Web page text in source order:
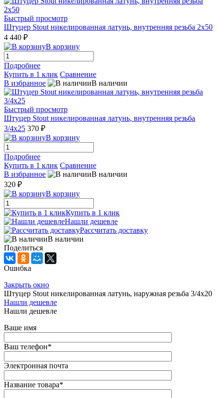
Быстрый просмотр
Штуцер Stout никелированная латунь, внутренняя резьба 2x50
4 440 ₽
В корзину
Подробнее
Купить в 1 клик Сравнение
В избранное
В наличии
Быстрый просмотр
Штуцер Stout никелированная латунь, внутренняя резьба
3/4x25 370 ₽
В корзину
Подробнее
Купить в 1 клик Сравнение
В избранное
В наличии
320 ₽
В корзину
Купить в 1 клик
Нашли дешевле
Рассчитать доставку
В наличии
Поделиться
Ошибка
Закрыть окно
Штуцер Stout никелированная латунь, наружная резьба 3/4x20
Нашли дешевле
Нашли дешевле
Ваше имя
Ваш телефон*
Электронная почта
Название товара*